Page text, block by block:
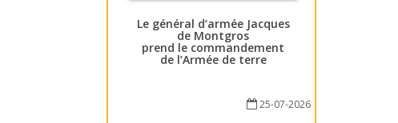
Le général d’armée Jacques
de Montgros
prend le commandement
de l’Armée de terre
25-07-2026